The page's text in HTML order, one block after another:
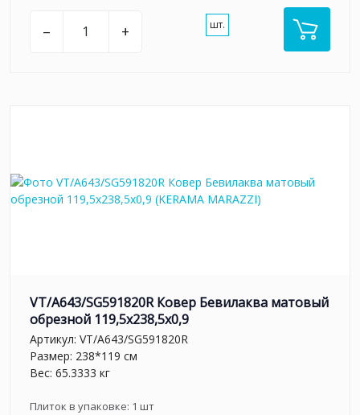
– + шт.
VT/A643/SG591820R Ковер Бевилаква матовый
обрезной 119,5x238,5x0,9
Артикул: VT/A643/SG591820R
Размер: 238*119 см
Вес: 65.3333 кг
Плиток в упаковке: 1 шт